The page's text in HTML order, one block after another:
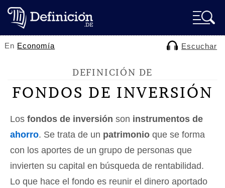
En Economía Escuchar
DEFINICIÓN DE
FONDOS DE INVERSIÓN
Los fondos de inversión son instrumentos de
ahorro. Se trata de un patrimonio que se forma
con los aportes de un grupo de personas que
invierten su capital en búsqueda de rentabilidad.
Lo que hace el fondo es reunir el dinero aportado